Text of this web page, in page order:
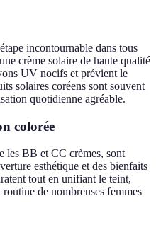
incontournable dans tous
crème solaire de haute qualité
UV nocifs et prévient le
solaires coréens sont souvent
quotidienne agréable.
colorée
les BB et CC crèmes, sont
esthétique et des bienfaits
tout en unifiant le teint,
de nombreuses femmes